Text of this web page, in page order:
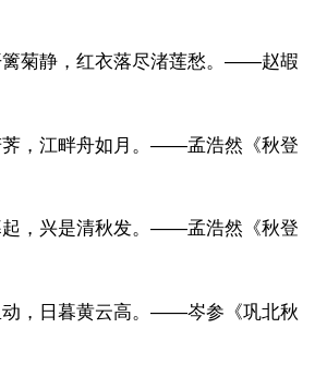
篱菊静，红衣落尽渚莲愁。——赵嘏
荠，江畔舟如月。——孟浩然《秋登
起，兴是清秋发。——孟浩然《秋登
动，日暮黄云高。——岑参《巩北秋